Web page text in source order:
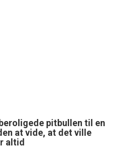
pitbullen til en
at vide, at det ville
altid